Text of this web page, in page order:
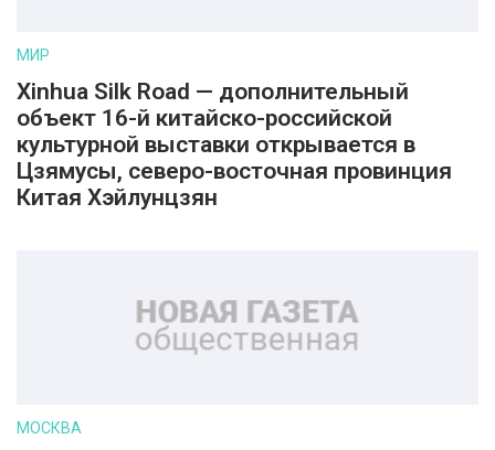
МИР
Xinhua Silk Road — дополнительный
объект 16-й китайско-российской
культурной выставки открывается в
Цзямусы, северо-восточная провинция
Китая Хэйлунцзян
МОСКВА